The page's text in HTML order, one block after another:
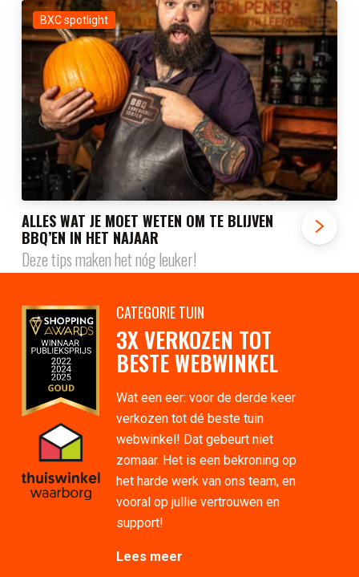
BXC spotlight
ALLES WAT JE MOET WETEN OM TE BLIJVEN
BBQ’EN IN HET NAJAAR
Deze tips maken het nóg leuker!
CATEGORIE TUIN
3X VERKOZEN TOT
BESTE WEBWINKEL
Wat een eer: voor de derde keer
verkozen tot dé beste tuin
webwinkel! Dat gebeurt niet
zomaar. Het is een bekroning op
het harde werk van ons team, en
vooral op jullie vertrouwen en
support!
Lees meer